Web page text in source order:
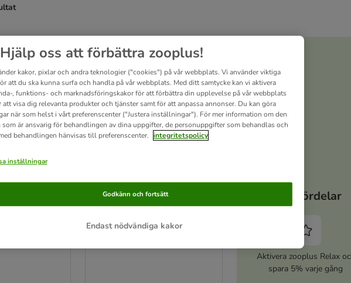
been changed
24 x 85 g
x Kyckling
zooplus favorit
9 varianter
x 85 g
Dina fördelar
Aktivera zooplus Relax
spara 5% varje gång
Hjälp oss att förbättra zooplus!
kakor, pixlar och andra teknologier ("cookies") på vår webbplats. Vi använder viktiga
att du ska kunna surfa och handla på vår webbplats. Med ditt samtycke kan vi aktivera
, funktions- och marknadsföringskakor för att förbättra din upplevelse på vår webbplats
att visa dig relevanta produkter och tjänster samt för att anpassa annonser. Du kan göra
när som helst i vårt preferenscenter ("Justera inställningar"). För mer information om den
som är ansvarig för behandlingen av dina uppgifter, de personuppgifter som behandlas och
behandlingen hänvisas till preferenscenter. integritetspolicy
inställningar
Endast nödvändiga kakor
Godkänn och fortsätt